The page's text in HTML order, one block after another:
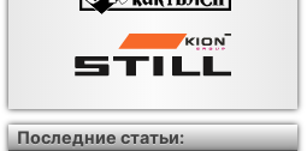
Последние статьи: